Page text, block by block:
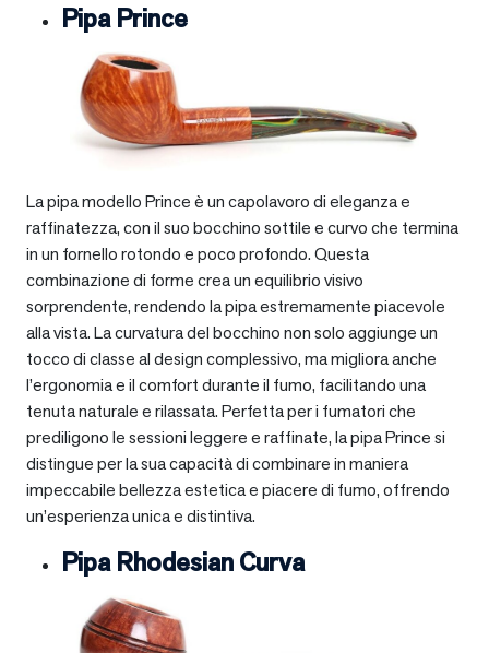
Pipa Prince
La pipa modello Prince è un capolavoro di eleganza e
raffinatezza, con il suo bocchino sottile e curvo che termina
in un fornello rotondo e poco profondo. Questa
combinazione di forme crea un equilibrio visivo
sorprendente, rendendo la pipa estremamente piacevole
alla vista. La curvatura del bocchino non solo aggiunge un
tocco di classe al design complessivo, ma migliora anche
l’ergonomia e il comfort durante il fumo, facilitando una
tenuta naturale e rilassata. Perfetta per i fumatori che
prediligono le sessioni leggere e raffinate, la pipa Prince si
distingue per la sua capacità di combinare in maniera
impeccabile bellezza estetica e piacere di fumo, offrendo
un’esperienza unica e distintiva.
Pipa Rhodesian Curva